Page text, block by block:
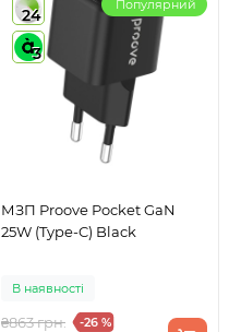
24
3
Популярний
МЗП Proove Pocket GaN
25W (Type-C) Black
В наявності
₴863 грн. -26 %